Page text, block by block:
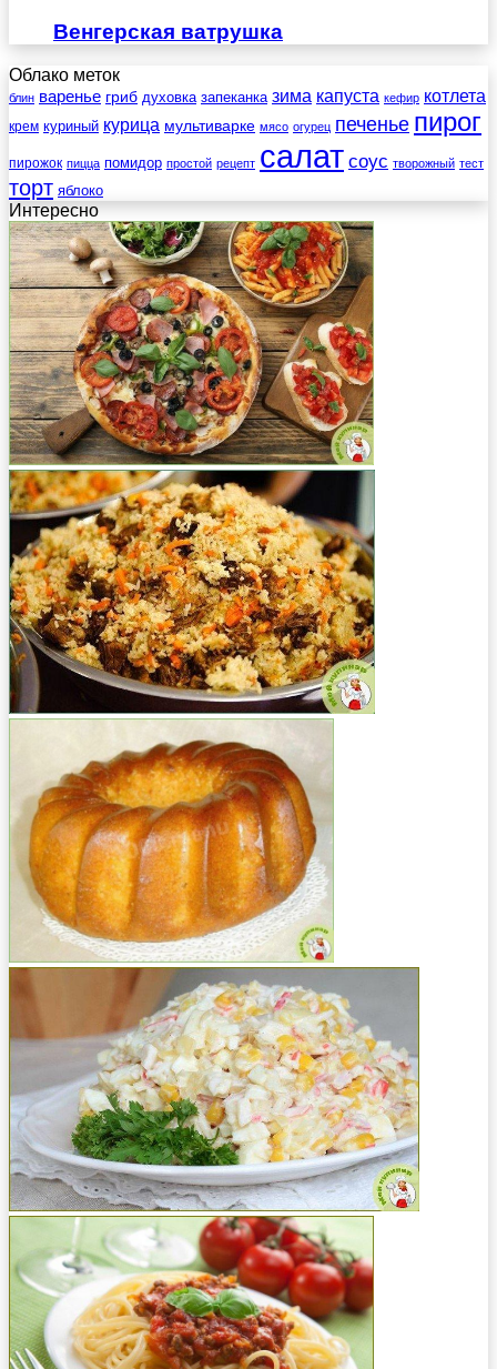
Венгерская ватрушка
Облако меток
блин варенье гриб духовка запеканка зима капуста кефир котлета
крем куриный курица мультиварке мясо огурец печенье пирог
пирожок пицца помидор простой рецепт салат соус творожный тест
торт яблоко
Интересно